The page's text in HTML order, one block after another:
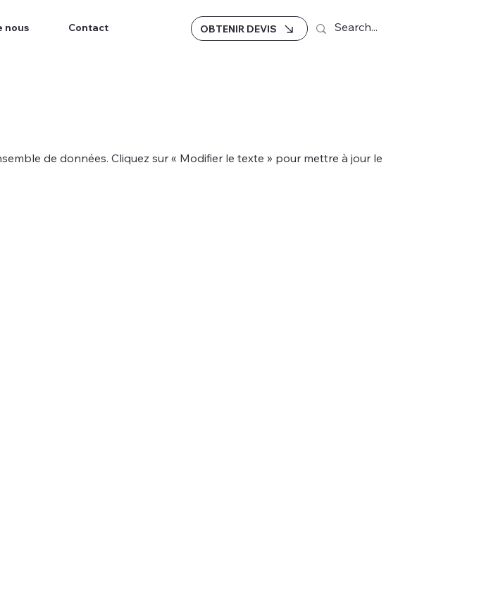
nous Contact OBTENIR DEVIS
de données. Cliquez sur « Modifier le texte » pour mettre à jour le